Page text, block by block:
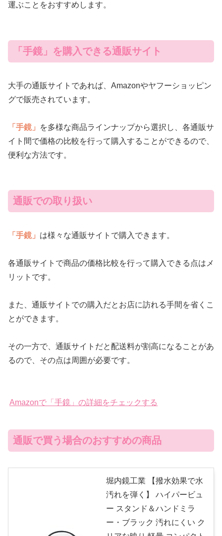
運ぶことをおすすめします。
「手鏡」を購入できる通販サイト
大手の通販サイトであれば、Amazonやヤフーショッピン
グで販売されています。
「手鏡」
を多様な商品ラインナップから選択し、各通販サ
イト間で価格の比較を行って購入することができるので、
便利な方法です。
通販での取り扱い
「手鏡」 は様々な通販サイトで購入できます。
各通販サイトで商品の価格比較を行って購入できる点はメ
リットです。
また、通販サイトでの購入だとお店に訪れる手間を省くこ
とができます。
その一方で、通販サイトだと配送料が割高になることがあ
るので、その点は周囲が必要です。
Amazonで「手鏡」の詳細をチェックする
通販で買う場合のおすすめの商品
堀内鏡工業 【撥水効果で水
汚れを弾く】 ハイパービュ
ー スタンド＆ハンドミラ
ー・ブラック 汚れにくい ク